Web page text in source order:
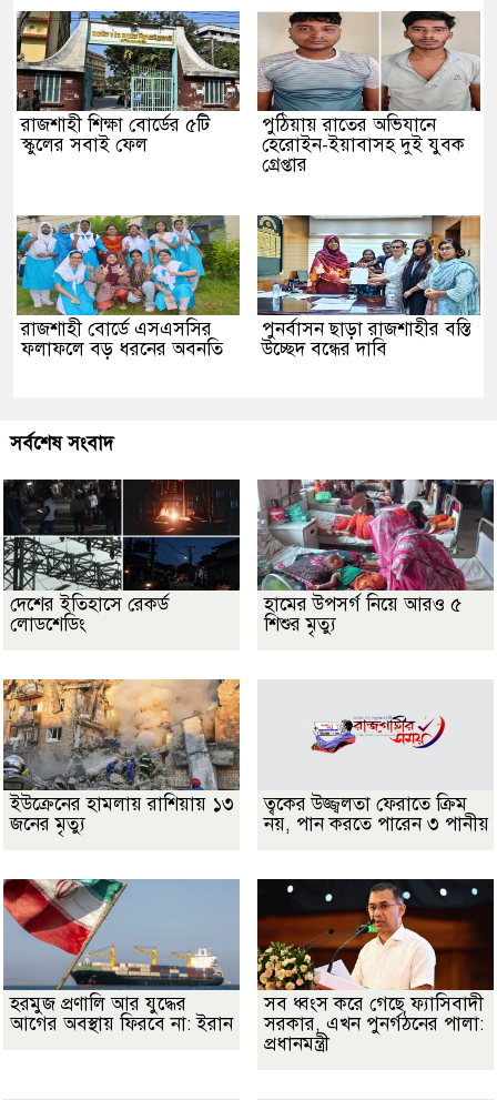
রাজশাহী শিক্ষা বোর্ডের ৫টি
স্কুলের সবাই ফেল
পুঠিয়ায় রাতের অভিযানে
হেরোইন-ইয়াবাসহ দুই যুবক
গ্রেপ্তার
রাজশাহী বোর্ডে এসএসসির
ফলাফলে বড় ধরনের অবনতি
পুনর্বাসন ছাড়া রাজশাহীর বস্তি
উচ্ছেদ বন্ধের দাবি
সর্বশেষ সংবাদ
দেশের ইতিহাসে রেকর্ড
লোডশেডিং
হামের উপসর্গ নিয়ে আরও ৫
শিশুর মৃত্যু
ইউক্রেনের হামলায় রাশিয়ায় ১৩
জনের মৃত্যু
ত্বকের উজ্জ্বলতা ফেরাতে ক্রিম
নয়, পান করতে পারেন ৩ পানীয়
হরমুজ প্রণালি আর যুদ্ধের
আগের অবস্থায় ফিরবে না: ইরান
সব ধ্বংস করে গেছে ফ্যাসিবাদী
সরকার, এখন পুনর্গঠনের পালা:
প্রধানমন্ত্রী